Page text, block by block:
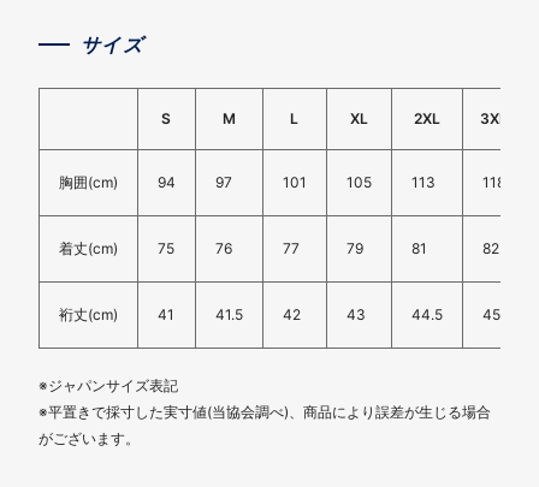
サイズ
S M L XL 2XL 3XL
胸囲(cm) 94 97 101 105 113 118
着丈(cm) 75 76 77 79 81 82
裄丈(cm) 41 41.5 42 43 44.5 45
※ジャパンサイズ表記
※平置きで採寸した実寸値(当協会調べ)、商品により誤差が生じる場合
がございます。